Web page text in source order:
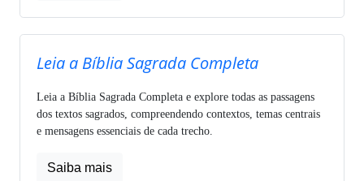
Leia a Bíblia Sagrada Completa
Leia a Bíblia Sagrada Completa e explore todas as passagens
dos textos sagrados, compreendendo contextos, temas centrais
e mensagens essenciais de cada trecho.
Saiba mais